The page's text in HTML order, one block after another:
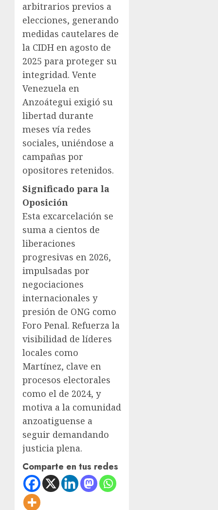
arbitrarios previos a
elecciones, generando
medidas cautelares de
la CIDH en agosto de
2025 para proteger su
integridad. Vente
Venezuela en
Anzoátegui exigió su
libertad durante
meses vía redes
sociales, uniéndose a
campañas por
opositores retenidos.
Significado para la
Oposición
Esta excarcelación se
suma a cientos de
liberaciones
progresivas en 2026,
impulsadas por
negociaciones
internacionales y
presión de ONG como
Foro Penal. Refuerza la
visibilidad de líderes
locales como
Martínez, clave en
procesos electorales
como el de 2024, y
motiva a la comunidad
anzoatiguense a
seguir demandando
justicia plena.
Comparte en tus redes